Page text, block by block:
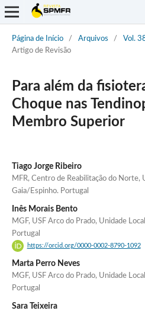
Página de Início / Arquivos / Vol.
Artigo de Revisão
Para além da
Choque nas
Membro Superior
Tiago Jorge Ribeiro
MFR, Centro de Reabilitação do Norte,
Gaia/Espinho. Portugal
Inês Morais Bento
MGF, USF Arco do Prado, Unidade
Portugal
https://orcid.org/0000-0002-8790-1092
Marta Perro Neves
MGF, USF Arco do Prado, Unidade
Portugal
Sara Teixeira